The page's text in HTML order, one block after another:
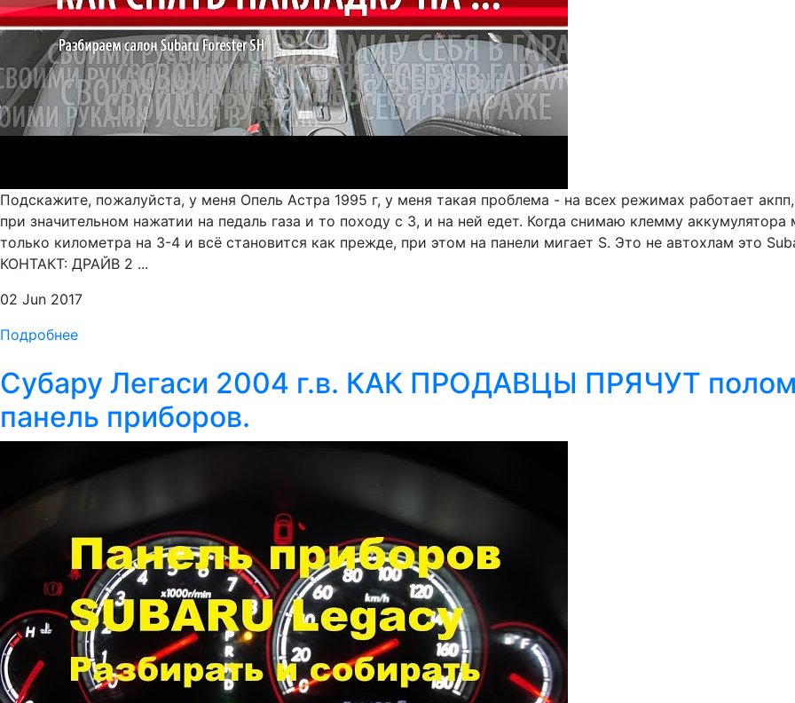
Подскажите, пожалуйста, у меня Опель Астра 1995 г, у меня такая проблема - на всех режимах работает
при значительном нажатии на педаль газа и то походу с 3, и на ней едет. Когда снимаю клемму
только километра на 3-4 и всё становится как прежде, при этом на панели мигает S. Это не автохлам это
КОНТАКТ: ДРАЙВ 2 ...
02 Jun 2017
Подробнее
Субару Легаси 2004 г.в. КАК ПРОДАВЦЫ ПРЯЧУТ
панель приборов.